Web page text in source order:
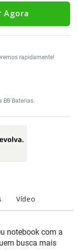
Agora
rapidamente!
Baterias.
Vídeo
notebook com a
busca mais